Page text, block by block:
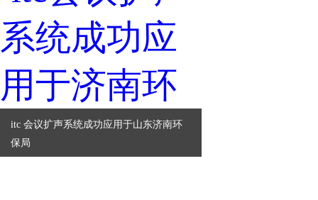
itc 会议扩声系统成功应用于山东济南环
保局